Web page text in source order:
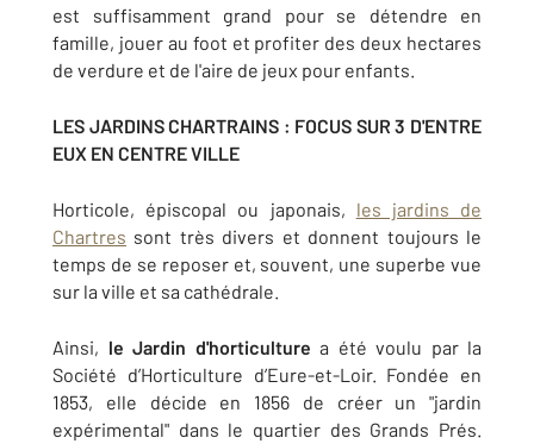
est suffisamment grand pour se détendre en
famille, jouer au foot et profiter des deux hectares
de verdure et de l'aire de jeux pour enfants.
LES JARDINS CHARTRAINS : FOCUS SUR 3 D'ENTRE
EUX EN CENTRE VILLE
Horticole, épiscopal ou japonais, les jardins de
Chartres sont très divers et donnent toujours le
temps de se reposer et, souvent, une superbe vue
sur la ville et sa cathédrale.
Ainsi, le Jardin d'horticulture a été voulu par la
Société d’Horticulture d’Eure-et-Loir. Fondée en
1853, elle décide en 1856 de créer un "jardin
expérimental" dans le quartier des Grands Prés.